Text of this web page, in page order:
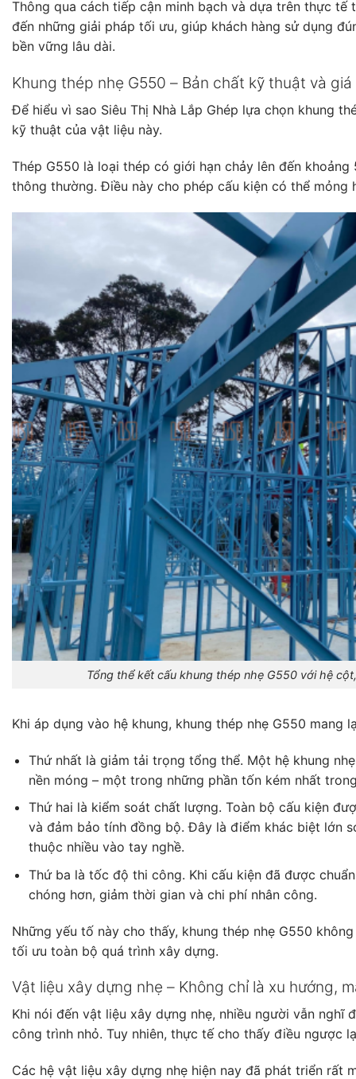
Thông qua cách tiếp cận minh bạch và dựa trên thực tế
đến những giải pháp tối ưu, giúp khách hàng sử dụng
bền vững lâu dài.
Khung thép nhẹ G550 – Bản chất kỹ thuật và
Để hiểu vì sao Siêu Thị Nhà Lắp Ghép lựa chọn khung
kỹ thuật của vật liệu này.
Thép G550 là loại thép có giới hạn chảy lên đến
thông thường. Điều này cho phép cấu kiện có thể mỏng
Tổng thể kết cấu khung thép nhẹ G550 với hệ
Khi áp dụng vào hệ khung, khung thép nhẹ G550 mang
Thứ nhất là giảm tải trọng tổng thể. Một hệ khung
nền móng – một trong những phần tốn kém nhất
Thứ hai là kiểm soát chất lượng. Toàn bộ cấu kiện
và đảm bảo tính đồng bộ. Đây là điểm khác biệt lớn
thuộc nhiều vào tay nghề.
Thứ ba là tốc độ thi công. Khi cấu kiện đã được
chóng hơn, giảm thời gian và chi phí nhân công.
Những yếu tố này cho thấy, khung thép nhẹ G550
tối ưu toàn bộ quá trình xây dựng.
Vật liệu xây dựng nhẹ – Không chỉ là xu hướng,
Khi nói đến vật liệu xây dựng nhẹ, nhiều người vẫn
công trình nhỏ. Tuy nhiên, thực tế cho thấy điều ngược
Các hệ vật liệu xây dựng nhẹ hiện nay đã phát triển rất